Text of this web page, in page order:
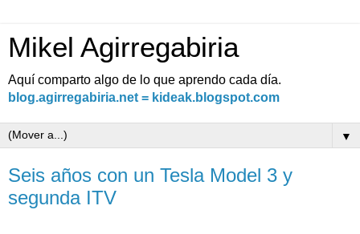
Mikel Agirregabiria
Aquí comparto algo de lo que aprendo cada día.
blog.agirregabiria.net = kideak.blogspot.com
▼
Seis años con un Tesla Model 3 y
segunda ITV